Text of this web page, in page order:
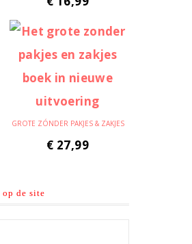
GROTE ZÓNDER PAKJES & ZAKJES
€ 27,99
op de site